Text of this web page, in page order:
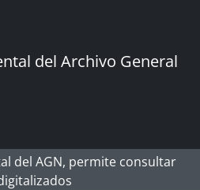
del Archivo General
del AGN, permite consultar